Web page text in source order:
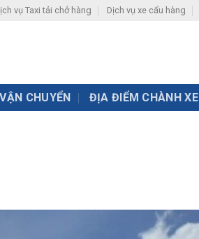
vụ Taxi tải chở hàng Dịch vụ xe cẩu hàng
CHUYỂN ĐỊA ĐIỂM CHÀNH XE